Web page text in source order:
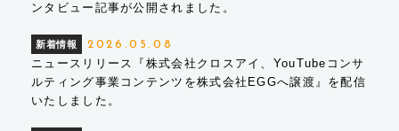
ンタビュー記事が公開されました。
新着情報 2026.05.08
ニュースリリース『株式会社クロスアイ、YouTubeコンサ
ルティング事業コンテンツを株式会社EGGへ譲渡』を配信
いたしました。